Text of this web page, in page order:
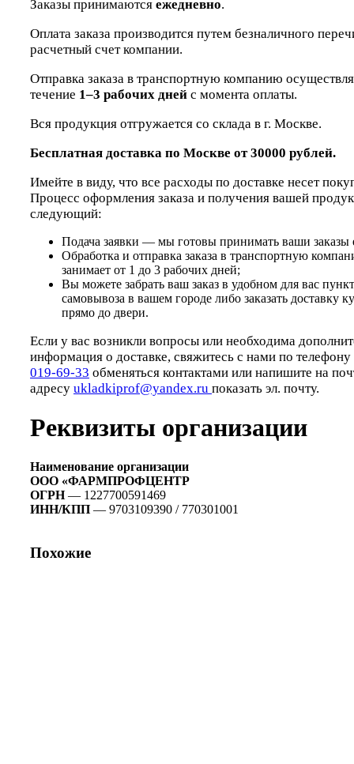
Заказы принимаются ежедневно.
Оплата заказа производится путем безналичного
расчетный счет компании.
Отправка заказа в транспортную компанию
течение 1–3 рабочих дней с момента оплаты.
Вся продукция отгружается со склада в г. Москве.
Бесплатная доставка по Москве от 30000 рублей.
Имейте в виду, что все расходы по доставке несет
Процесс оформления заказа и получения вашей
следующий:
Подача заявки — мы готовы принимать ваши заказы
Обработка и отправка заказа в транспортную
занимает от 1 до 3 рабочих дней;
Вы можете забрать ваш заказ в удобном для вас
самовывоза в вашем городе либо заказать доставку
прямо до двери.
Если у вас возникли вопросы или необходима
информация о доставке, свяжитесь с нами по телефону
019-69-33 обменяться контактами или напишите на
адресу ukladkiprof@yandex.ru показать эл. почту.
Реквизиты организации
Наименование организации
ООО «ФАРМПРОФЦЕНТР
ОГРН— 1227700591469
ИНН/КПП — 9703109390 / 770301001
Похожие